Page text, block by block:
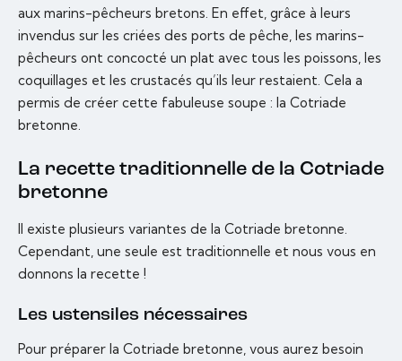
aux marins-pêcheurs bretons. En effet, grâce à leurs
invendus sur les criées des ports de pêche, les marins-
pêcheurs ont concocté un plat avec tous les poissons, les
coquillages et les crustacés qu’ils leur restaient. Cela a
permis de créer cette fabuleuse soupe : la Cotriade
bretonne.
La recette traditionnelle de la Cotriade
bretonne
Il existe plusieurs variantes de la Cotriade bretonne.
Cependant, une seule est traditionnelle et nous vous en
donnons la recette !
Les ustensiles nécessaires
Pour préparer la Cotriade bretonne, vous aurez besoin